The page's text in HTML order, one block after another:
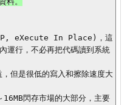
行，不必再把代碼讀到系統